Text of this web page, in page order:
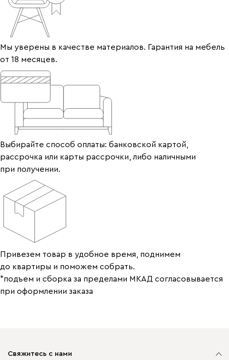
Мы уверены в качестве материалов. Гарантия на мебель
от 18 месяцев.
Выбирайте способ оплаты: банковской картой,
рассрочка или карты рассрочки, либо наличными
при получении.
Привезем товар в удобное время, поднимем
до квартиры и поможем собрать.
*подъем и сборка за пределами МКАД согласовывается
при оформлении заказа
Свяжитесь с нами